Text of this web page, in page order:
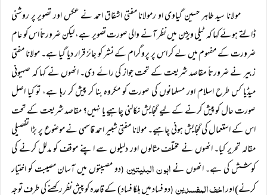
مولانا سید طاہر حسین گیاوی او رمولانا مفتی اشفاق احمد نے عکس اور تصویر پر روشنی
ڈالتے ہوئے کہا کہ ٹیلی ویژن میں نظر آنے والی صورت تصویر ہے، لیکن ضرورتاً اس کو عام
ضرورت کے مفہوم میں لے کر اس پر پروگرام کے نشر کو جائز قرار دیا گیا ہے۔ مولانا مفتی
زبیر نے ضرورتاً مقاصد شریعت کے تحت جواز کی رائے دی۔ انھوں نے کہا کہ صہیونی
میڈیا کس طرح اسلام اور مسلمانوں کی صورت کو مکروہ بنا کر پیش کر رہا ہے، تو کیا اصل
صورت حال کو پیش کرنے کے لیے گنجایش نکالنی چاہیے یا نہیں؟ مقاصد شریعت کے تحت
اس کے استعمال کی گنجایش ہونی چاہیے۔ مولانا مفتی شبیر احمد قاسمی نے موضوع پر بڑا تفصیلی
مقالہ تحریر کیا۔ انھوں نے مختلف مثالوں اور دلیلوں سے اپنے موقف کو مدلل کرنے کی
کوشش کی ہے۔ انھوں نےاہون البلیتین(دو مصیبتوں میں آسان مصیبت کو اختیار
کرنے) اوراخف المفسدین(دو فساد میں ہلکا فساد) کے قاعدہ کو پیش نظر رکھنے کی طرف توجہ